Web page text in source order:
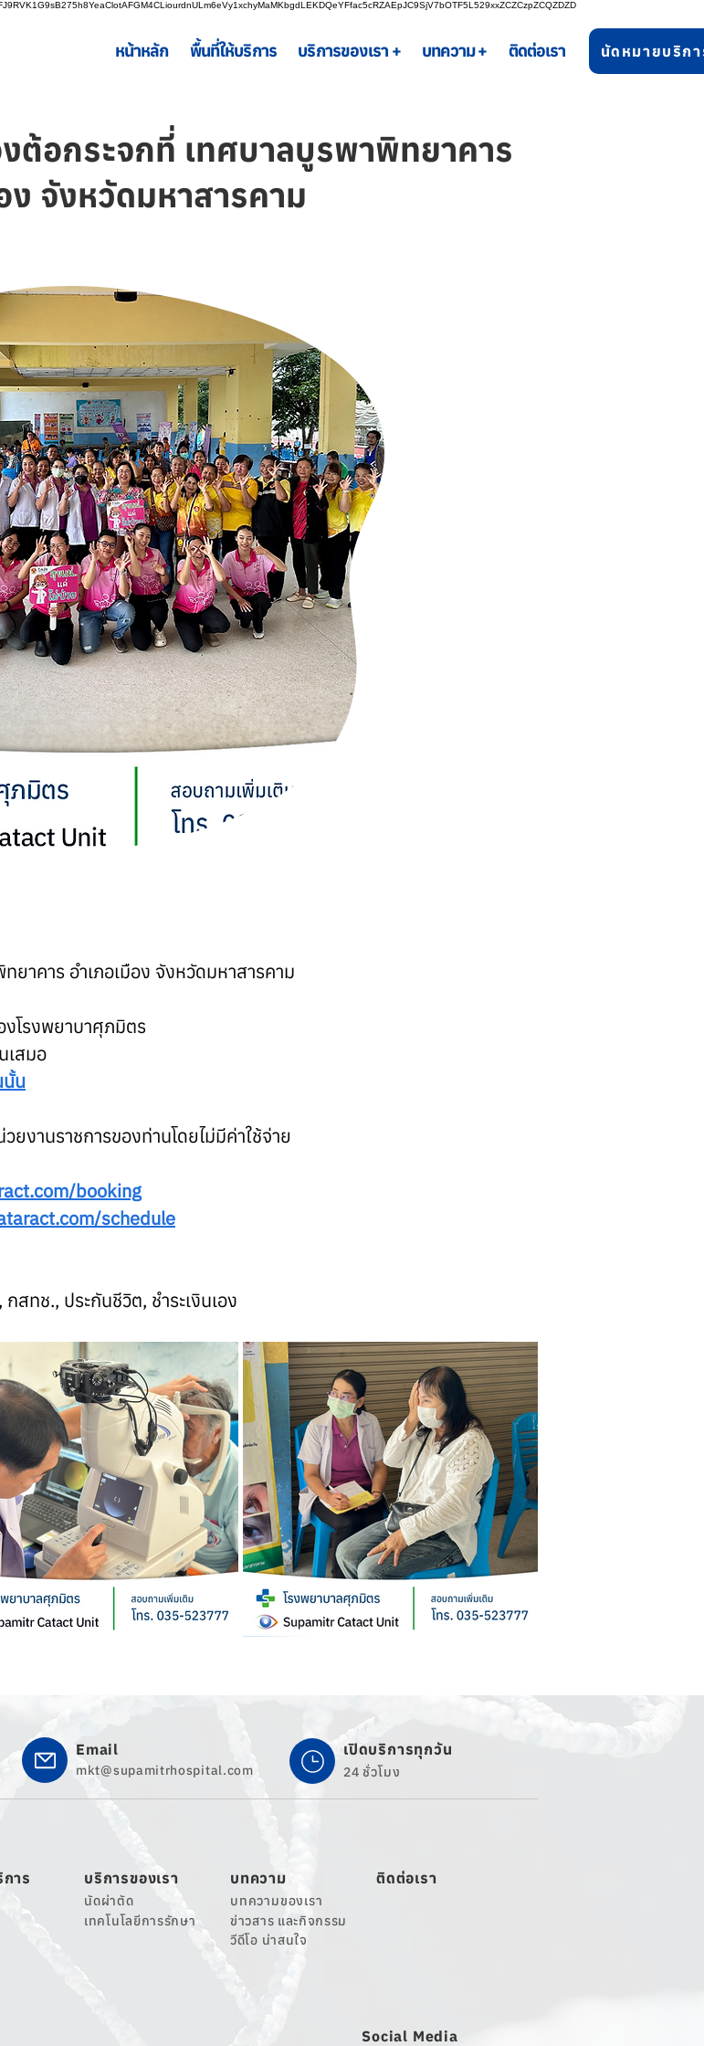
หน้าหลัก พื้นที่ให้บริการ บริการของเรา + บทความ + ติดต่อเรา นัดหมายบริก
ต้อกระจกที่ เทศบาลบูรพาพิทยาคาร
ง จังหวัดมหาสารคาม
าคาร อำเภอเมือง จังหวัดมหาสารคาม
งโรงพยาบาศุภมิตร
เสมอ
นั้น
งานราชการของท่านโดยไม่มีค่าใช้จ่าย
booking
schedule
ทช., ประกันชีวิต, ชำระเงินเอง
Email
mkt@supamitrhospital.com
เปิดบริการทุกวัน
24 ชั่วโมง
าร บริการของเรา
นัดผ่าตัด
เทคโนโลยีการรักษา
บทความ
บทความของเรา
ข่าวสาร และกิจกรรม
วีดีโอ น่าสนใจ
ติดต่อเรา
Social Media